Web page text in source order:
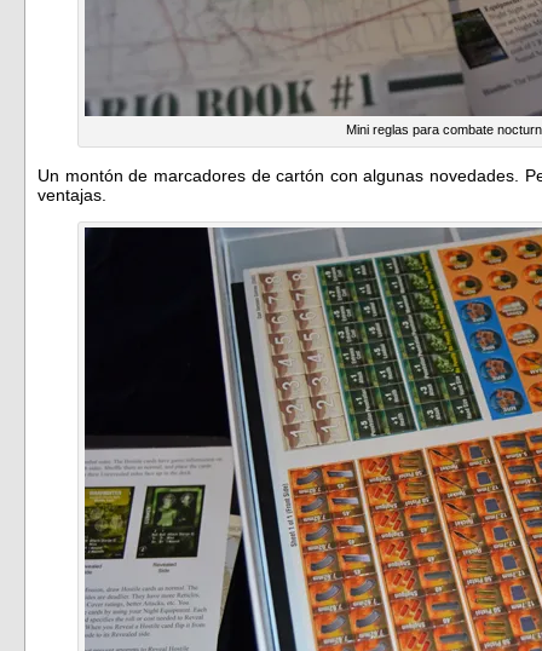
Mini reglas para combate
Un montón de marcadores de cartón con algunas novedades.
ventajas.